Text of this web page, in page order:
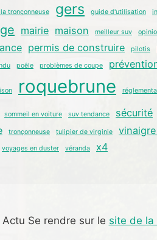
tronçonneuse gers guide d'utilisation
mairie maison meilleur suv
permis de construire pilotis
poêle problèmes de coupe
roquebrune
sommeil en voiture suv tendance
sécurité
tronçonneuse tulipier de virginie
voyages en duster véranda x4
Se rendre sur le site de la